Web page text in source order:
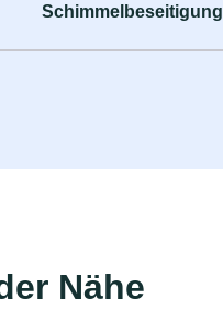
Schimmelbeseitigung
Nähe